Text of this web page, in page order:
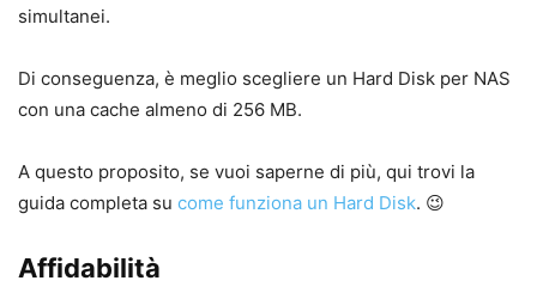
simultanei.
Di conseguenza, è meglio scegliere un Hard Disk per NAS
con una cache almeno di 256 MB.
A questo proposito, se vuoi saperne di più, qui trovi la
guida completa su come funziona un Hard Disk. 😉
Affidabilità